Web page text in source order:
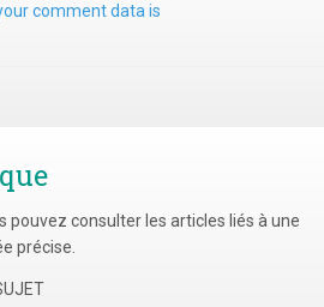
comment data is
pouvez consulter les articles liés à une
précise.